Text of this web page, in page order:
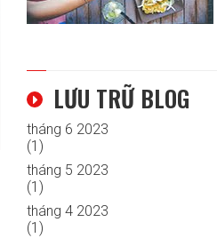
LƯU TRỮ BLOG
tháng 6 2023
(1)
tháng 5 2023
(1)
tháng 4 2023
(1)